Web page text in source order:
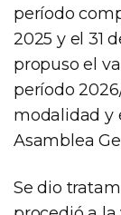
período
2025 y el 31
propuso el
período
modalidad y
Asamblea
Se dio